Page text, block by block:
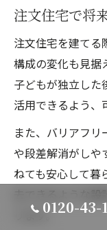
注文住宅で将
注文住宅を建てる
構成の変化も見据
子どもが独立した
活用できるよう、
また、バリアフリ
や段差解消がしや
ねても安心して暮
去できるような
ります。0120-43-